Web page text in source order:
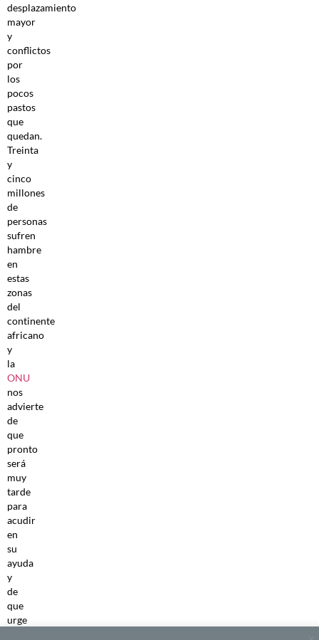
desplazamiento
mayor
y
conflictos
por
los
pocos
pastos
que
quedan.
Treinta
y
cinco
millones
de
personas
sufren
hambre
en
estas
zonas
del
continente
africano
y
la
ONU
nos
advierte
de
que
pronto
será
muy
tarde
para
acudir
en
su
ayuda
y
de
que
urge